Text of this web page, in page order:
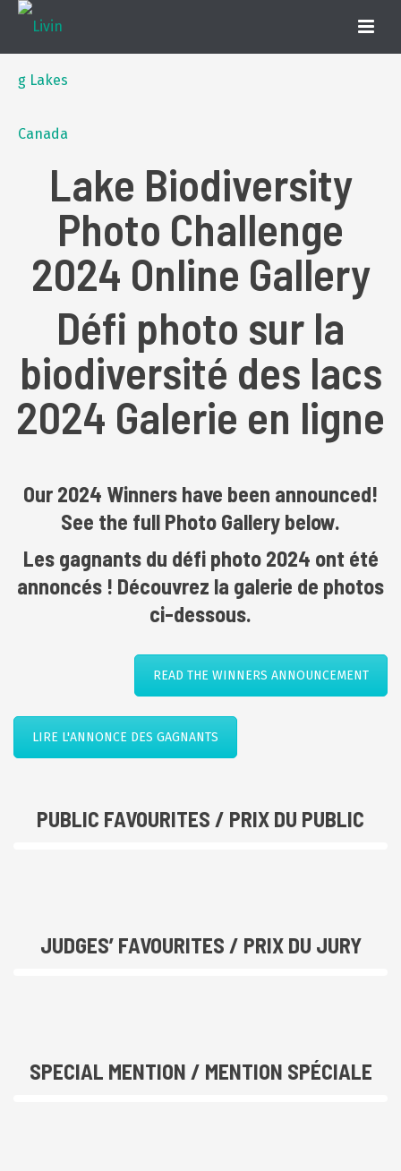
Lake Biodiversity
Photo Challenge
2024 Online Gallery
Défi photo sur la
biodiversité des lacs
2024 Galerie en ligne
Our 2024 Winners have been announced!
See the full Photo Gallery below.
Les gagnants du défi photo 2024 ont été
annoncés ! Découvrez la galerie de photos
ci-dessous.
READ THE WINNERS ANNOUNCEMENT
LIRE L'ANNONCE DES GAGNANTS
PUBLIC FAVOURITES / PRIX DU PUBLIC
JUDGES’ FAVOURITES / PRIX DU JURY
SPECIAL MENTION / MENTION SPÉCIALE